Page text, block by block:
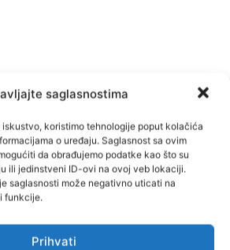
saglasnostima
koristimo tehnologije poput kolačića
o uređaju. Saglasnost sa ovim
da obrađujemo podatke kao što su
ili jedinstveni ID-ovi na ovoj veb lokaciji.
saglasnosti može negativno uticati na
funkcije.
Prihvati